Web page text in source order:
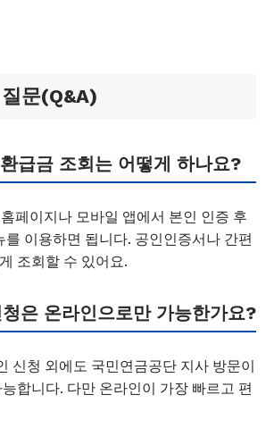
문(Q&A)
급금 조회는 어떻게 하나요?
페이지나 모바일 앱에서 본인 인증 후
를 이용하면 됩니다. 공인인증서나 간편
조회할 수 있어요.
은 온라인으로만 가능한가요?
신청 외에도 국민연금공단 지사 방문이
합니다. 다만 온라인이 가장 빠르고 편